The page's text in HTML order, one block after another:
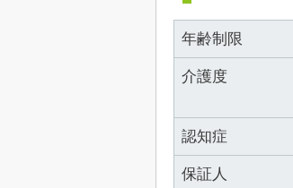
年齢制限
介護度
認知症
保証人